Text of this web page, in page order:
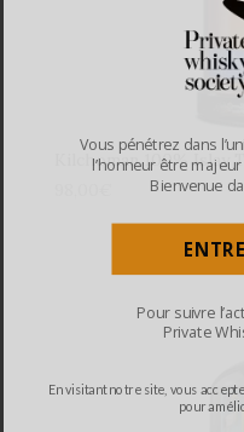
Kilchoman 100%
Vous pénétrez dans
l’honneur être
Bienvenue
En visitant notre site, vous
pour
Pour suivre
Private